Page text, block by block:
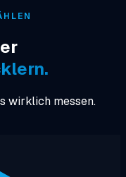
wirklich messen.